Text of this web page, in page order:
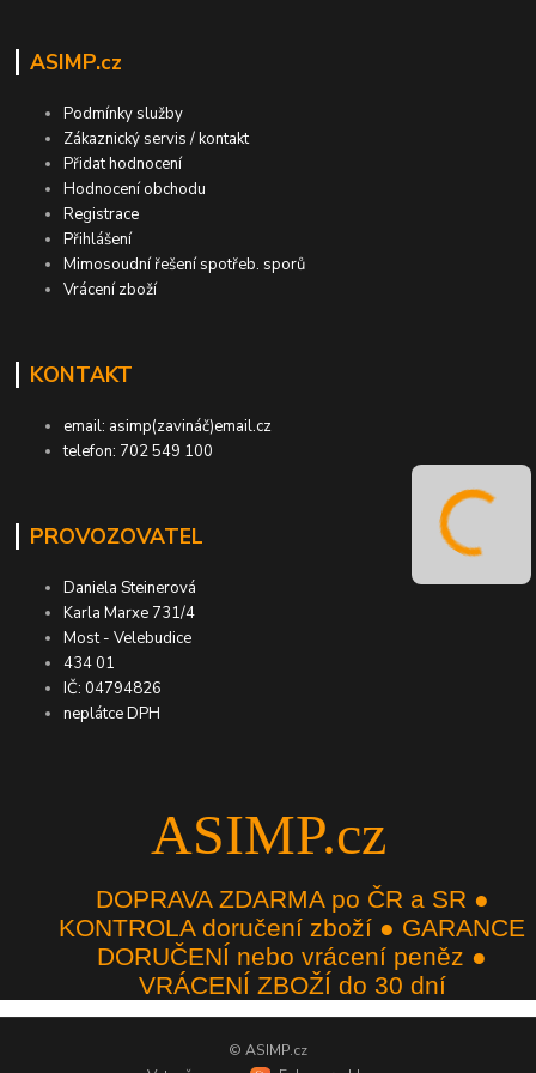
ASIMP.cz
Podmínky služby
Zákaznický servis / kontakt
Přidat hodnocení
Hodnocení obchodu
Registrace
Přihlášení
Mimosoudní řešení spotřeb. sporů
Vrácení zboží
KONTAKT
email: asimp(zavináč)email.cz
telefon: 702 549 100
PROVOZOVATEL
Daniela Steinerová
Karla Marxe 731/4
Most - Velebudice
434 01
IČ: 04794826
neplátce DPH
ASIMP.cz
DOPRAVA ZDARMA po ČR a SR ●
KONTROLA doručení zboží ● GARANCE
DORUČENÍ nebo vrácení peněz ●
VRÁCENÍ ZBOŽÍ do 30 dní
© ASIMP.cz